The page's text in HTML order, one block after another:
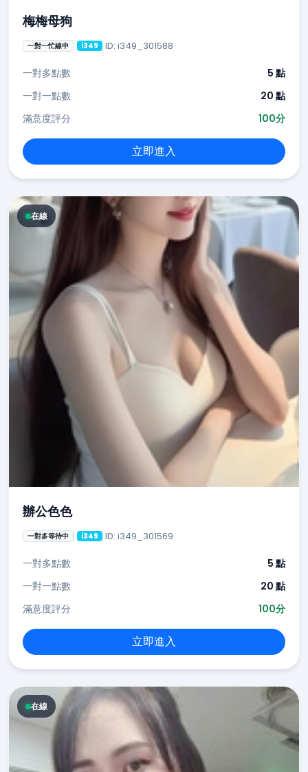
梅梅母狗
一對一忙線中 i349 ID: i349_301588
一對多點數
5 點
一對一點數
20 點
滿意度評分
100分
立即進入
在線
辦公色色
一對多等待中 i349 ID: i349_301569
一對多點數
5 點
一對一點數
20 點
滿意度評分
100分
立即進入
在線